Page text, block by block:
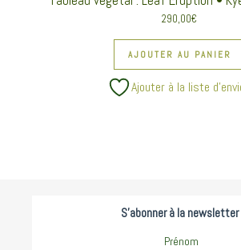
290,00€
AJOUTER AU PANIER
Ajouter à la liste
S'abonner à la newsletter
Prénom